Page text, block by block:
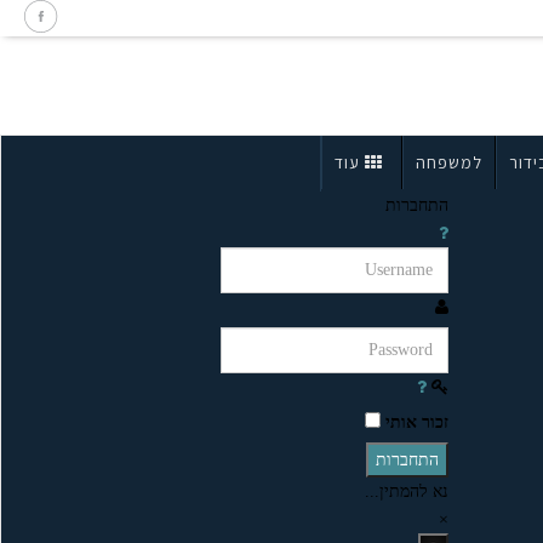
למשפחה עוד
התחברות
זכור אותי
התחברות
נא להמתין...
×